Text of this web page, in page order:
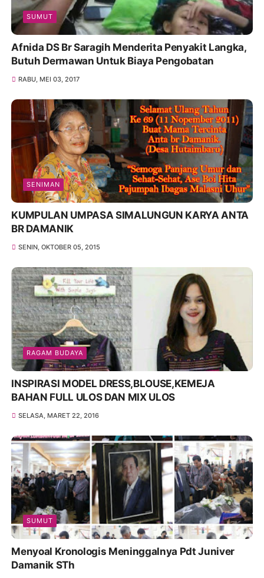
SUMUT
Afnida DS Br Saragih Menderita Penyakit Langka,
Butuh Dermawan Untuk Biaya Pengobatan
RABU, MEI 03, 2017
SENIMAN
KUMPULAN UMPASA SIMALUNGUN KARYA ANTA
BR DAMANIK
SENIN, OKTOBER 05, 2015
RAGAM BUDAYA
INSPIRASI MODEL DRESS,BLOUSE,KEMEJA
BAHAN FULL ULOS DAN MIX ULOS
SELASA, MARET 22, 2016
SUMUT
Menyoal Kronologis Meninggalnya Pdt Juniver
Damanik STh